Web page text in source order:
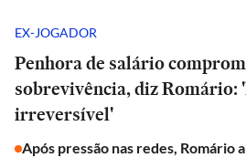
EX-JOGADOR
Penhora de salário
sobrevivência, diz Romário:
irreversível'
Após pressão nas redes, Romário